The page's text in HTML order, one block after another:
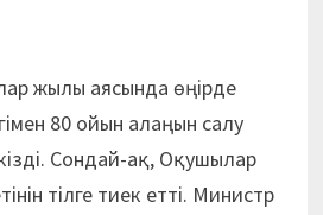
жылы аясында өңірде
80 ойын алаңын салу
Сондай-ақ, Оқушылар
тілге тиек етті. Министр